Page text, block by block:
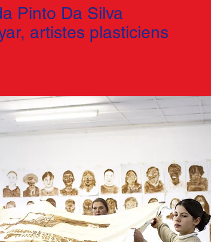
Pinto Da Silva
artistes plasticiens